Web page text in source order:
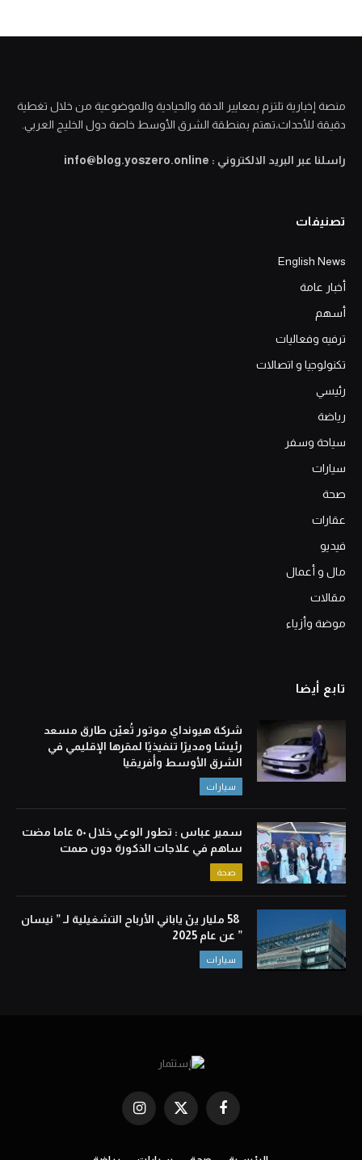
منصة إخبارية تلتزم بمعايير الدقة والحيادية والموضوعية من خلال تغطية
دقيقة للأحداث،تهتم بمنطقة الشرق الأوسط خاصة دول الخليج العربي.
راسلنا عبر البريد الالكتروني : info@blog.yoszero.online
تصنيفات
English News
أخبار عامة
أسهم
ترفيه وفعاليات
تكنولوجيا و اتصالات
رئيسي
رياضة
سياحة وسفر
سيارات
صحة
عقارات
فيديو
مال و أعمال
مقالات
موضة وأزياء
تابع أيضا
شركة هيونداي موتور تُعيّن طارق مسعد
رئيسًا ومديرًا تنفيذيًا لمقرها الإقليمي في
الشرق الأوسط وأفريقيا
سيارات
سمير عباس : تطور الوعي خلال ٥٠ عاما مضت
ساهم في علاجات الذكورة دون صمت
صحة
58 مليار ينّ ياباني الأرباح التشغيلية لـ ” نيسان
” عن عام 2025
سيارات
Facebook
X
Instagram